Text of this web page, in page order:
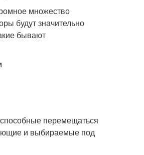
множество
будут значительно
бывают
перемещаться
и выбираемые под